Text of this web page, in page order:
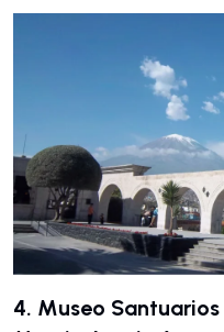
4. Museo